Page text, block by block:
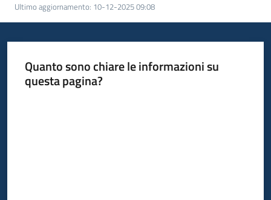
Ultimo aggiornamento: 10-12-2025 09:08
Quanto sono chiare le informazioni su
questa pagina?